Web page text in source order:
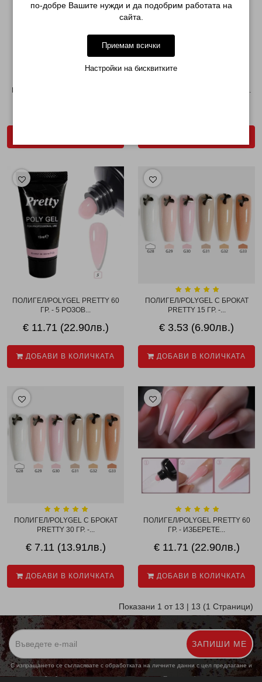
ПОЛИГЕЛ/POLYGEL PRETTY 3...
ПОЛИГЕЛ/POLYGEL PRETTY 60
ГР. - 5 РОЗОВ...
€ 11.71 (22.90лв.)
ДОБАВИ В КОЛИЧКАТА
ПОЛИГЕЛ/POLYGEL С БРОКАТ
PRETTY 15 ГР. -...
€ 3.53 (6.90лв.)
ДОБАВИ В КОЛИЧКАТА
ПОЛИГЕЛ/POLYGEL С БРОКАТ
PRETTY 30 ГР. -...
€ 7.11 (13.91лв.)
ДОБАВИ В КОЛИЧКАТА
ПОЛИГЕЛ/POLYGEL PRETTY 60
ГР. - ИЗБЕРЕТЕ...
€ 11.71 (22.90лв.)
ДОБАВИ В КОЛИЧКАТА
Показани 1 от 13 | 13 (1 Страници)
ЗАПИШИ МЕ
С изпращането се съгласявате с обработката на личните данни с цел предлагане и
обработка на маркетингови предложения. Повече информация
по-добре Вашите нужди и да подобрим работата на
сайта.
Приемам всички
Настройки на бисквитките